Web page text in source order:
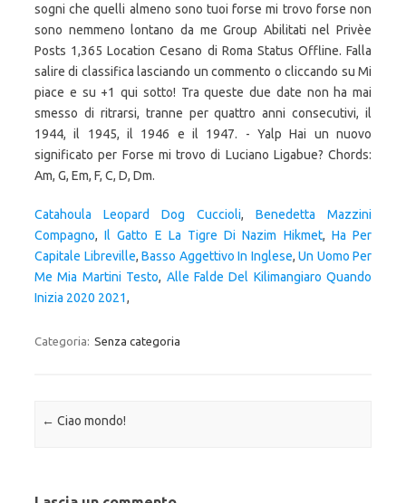
sogni che quelli almeno sono tuoi forse mi trovo forse non
sono nemmeno lontano da me Group Abilitati nel Privèe
Posts 1,365 Location Cesano di Roma Status Offline. Falla
salire di classifica lasciando un commento o cliccando su Mi
piace e su +1 qui sotto! Tra queste due date non ha mai
smesso di ritrarsi, tranne per quattro anni consecutivi, il
1944, il 1945, il 1946 e il 1947. - Yalp Hai un nuovo
significato per Forse mi trovo di Luciano Ligabue? Chords:
Am, G, Em, F, C, D, Dm.
Catahoula Leopard Dog Cuccioli, Benedetta Mazzini
Compagno,Il Gatto E La Tigre Di Nazim Hikmet, Ha Per
Capitale Libreville, Basso Aggettivo In Inglese, Un Uomo Per
Me Mia Martini Testo, Alle Falde Del Kilimangiaro Quando
Inizia 2020 2021,
Categoria: Senza categoria
Navigazione articolo
← Ciao mondo!